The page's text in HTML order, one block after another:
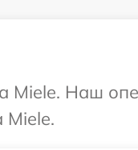
Miele. Наш
Miele.